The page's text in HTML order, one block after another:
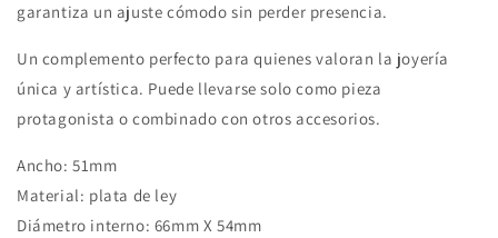
garantiza un ajuste cómodo sin perder presencia.
Un complemento perfecto para quienes valoran la joyería
única y artística. Puede llevarse solo como pieza
protagonista o combinado con otros accesorios.
Ancho: 51mm
Material: plata de ley
Diámetro interno: 66mm X 54mm